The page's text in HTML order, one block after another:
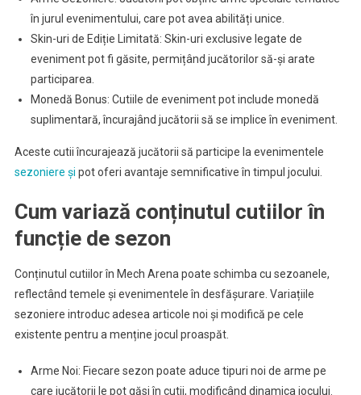
în jurul evenimentului, care pot avea abilități unice.
Skin-uri de Ediție Limitată: Skin-uri exclusive legate de
eveniment pot fi găsite, permițând jucătorilor să-și arate
participarea.
Monedă Bonus: Cutiile de eveniment pot include monedă
suplimentară, încurajând jucătorii să se implice în eveniment.
Aceste cutii încurajează jucătorii să participe la evenimentele
sezoniere și pot oferi avantaje semnificative în timpul jocului.
Cum variază conținutul cutiilor în
funcție de sezon
Conținutul cutiilor în Mech Arena poate schimba cu sezoanele,
reflectând temele și evenimentele în desfășurare. Variațiile
sezoniere introduc adesea articole noi și modifică pe cele
existente pentru a menține jocul proaspăt.
Arme Noi: Fiecare sezon poate aduce tipuri noi de arme pe
care jucătorii le pot găsi în cutii, modificând dinamica jocului.